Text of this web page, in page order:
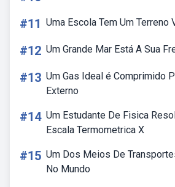
#11 Uma Escola Tem Um Terreno
#12 Um Grande Mar Está A Sua
#13 Um Gas Ideal é Comprimido
Externo
#14 Um Estudante De Fisica
Escala Termometrica X
#15 Um Dos Meios De
No Mundo